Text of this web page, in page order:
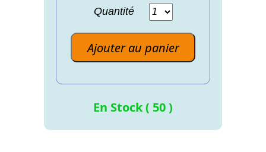
Quantité
Ajouter au panier
En Stock ( 50 )